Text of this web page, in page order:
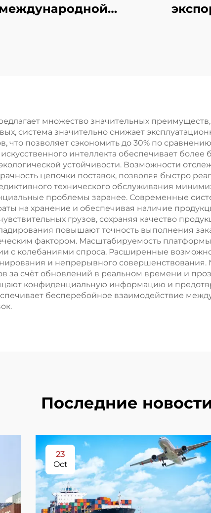
множество значительных
система значительно снижает
что позволяет сэкономить до 30% по
интеллекта обеспечивает более
устойчивости. Возможности
цепочки поставок, позволяя быстро
технического обслуживания
проблемы заранее. Современные
на хранение и обеспечивая наличие
грузов, сохраняя качество
повышают точность выполнения
фактором. Масштабируемость
с колебаниями спроса. Расширенные
и непрерывного
за счёт обновлений в реальном времени и
конфиденциальную информацию и
бесперебойное взаимодействие
Последние
23
Oct